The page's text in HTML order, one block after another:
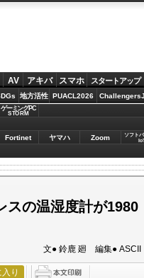
AV アキバ スマホ スタートアップ
地方活性 PUACL2026
ゲーミングPC
STORM
Fortinet ヤマハ Zoom
ソフト
スの温湿度計が1980
文● 鈴鹿 廻 編集● ASCII
り